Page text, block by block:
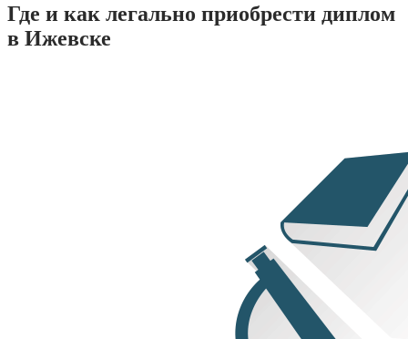
Где и как легально приобрести диплом
в Ижевске